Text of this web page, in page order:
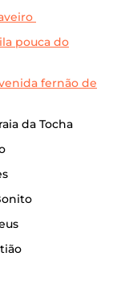
pouca do
fernão de
da Tocha